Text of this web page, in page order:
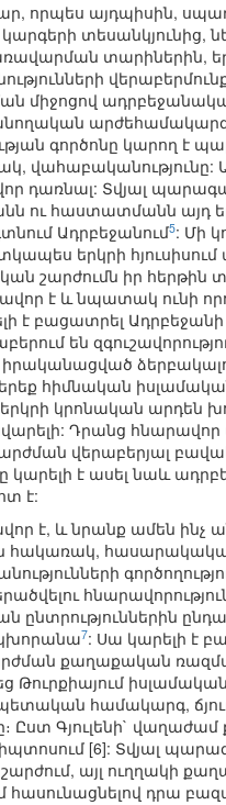
որպես այդպիսին,
տեսանկյունից,
տարիներին,
միջոցով
գործոնը կարող է
դառնալ: Տվյալ
ու հաստատմանն այդ
Ադրբեջանում5: Մի
երկրի հյուսիսում
շարժումն իր հերթին
է և նպատակ ունի
բացատրել Ադրբեջանի
են
հիմնական իսլամական
երկրի կրոնական արդեն
Դրանց
վերաբերյալ
կարելի է ասել նաև
է:
է, և նրանք ամեն ինչ
հակառակ,
ընտրություններին
կխորանա7: Սա կարելի է
քաղաքական
Թուրքիայում
համակարգ,
Գյուլենի` վաղաժամ
[6]: Տվյալ
շարժում, այլ ուղղակի
դրա